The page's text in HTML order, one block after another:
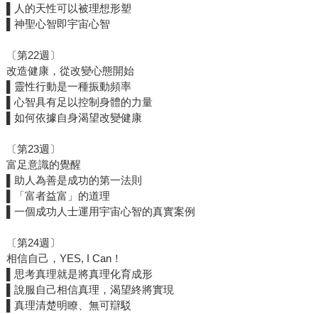
▌人的天性可以被理想形塑
▌神聖心智即宇宙心智
〔第22週〕
改造健康，從改變心態開始
▌靈性行動是一種振動頻率
▌心智具有足以控制身體的力量
▌如何依據自身渴望改變健康
〔第23週〕
富足意識的覺醒
▌助人為善是成功的第一法則
▌「富者益富」的道理
▌一個成功人士運用宇宙心智的真實案例
〔第24週〕
相信自己，YES, I Can！
▌思考真理就是將真理化育成形
▌說服自己相信真理，渴望終將實現
▌真理清楚明瞭、無可辯駁